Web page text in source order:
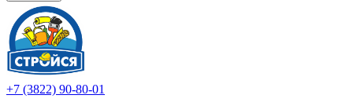
+7 (3822) 90-80-01